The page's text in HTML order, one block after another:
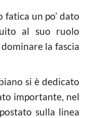
fatica un po’ dato
al suo ruolo
la fascia
si è dedicato
importante, nel
sulla linea